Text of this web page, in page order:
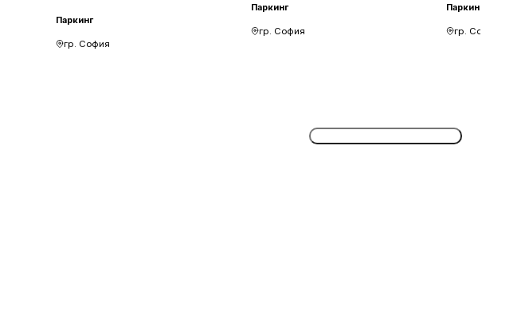
Паркинг
гр. София
Паркинг
гр. София
Паркинг
гр. София